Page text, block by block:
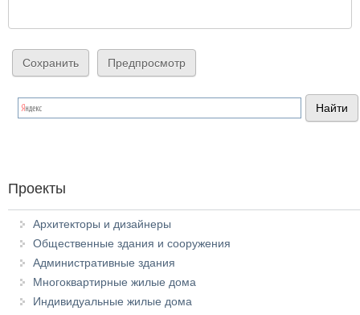
Проекты
Архитекторы и дизайнеры
Общественные здания и сооружения
Административные здания
Многоквартирные жилые дома
Индивидуальные жилые дома